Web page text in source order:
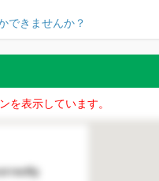
できませんか？
を表示しています。